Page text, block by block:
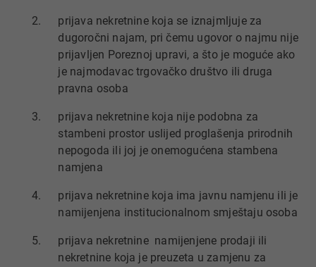
prijava nekretnine koja se iznajmljuje za
dugoročni najam, pri čemu ugovor o najmu nije
prijavljen Poreznoj upravi, a što je moguće ako
je najmodavac trgovačko društvo ili druga
pravna osoba
prijava nekretnine koja nije podobna za
stambeni prostor uslijed proglašenja prirodnih
nepogoda ili joj je onemogućena stambena
namjena
prijava nekretnine koja ima javnu namjenu ili je
namijenjena institucionalnom smještaju osoba
prijava nekretnine namijenjene prodaji ili
nekretnine koja je preuzeta u zamjenu za